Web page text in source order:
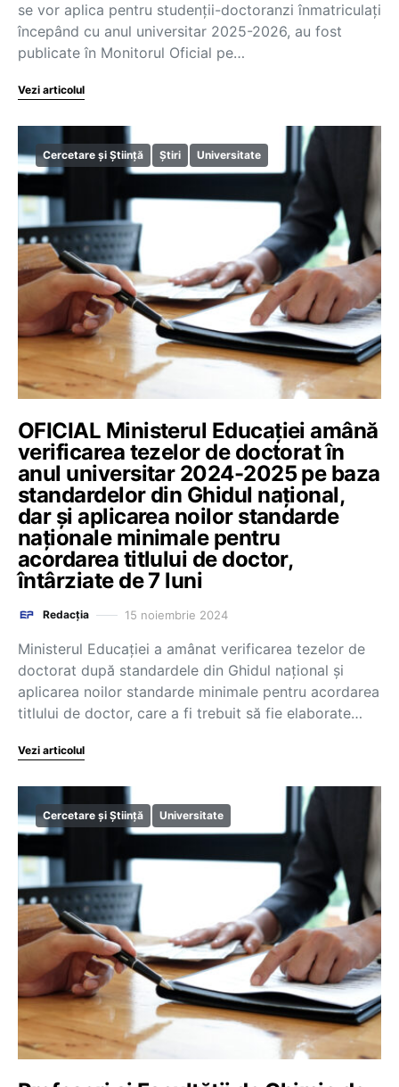
se vor aplica pentru studenții-doctoranzi înmatriculați
începând cu anul universitar 2025-2026, au fost
publicate în Monitorul Oficial pe…
Vezi articolul
Cercetare și Știință Știri Universitate
OFICIAL Ministerul Educației amână
verificarea tezelor de doctorat în
anul universitar 2024-2025 pe baza
standardelor din Ghidul național,
dar și aplicarea noilor standarde
naționale minimale pentru
acordarea titlului de doctor,
întârziate de 7 luni
Redacția 15 noiembrie 2024
Ministerul Educației a amânat verificarea tezelor de
doctorat după standardele din Ghidul național și
aplicarea noilor standarde minimale pentru acordarea
titlului de doctor, care a fi trebuit să fie elaborate…
Vezi articolul
Cercetare și Știință Universitate